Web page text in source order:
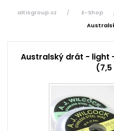
altisgroup.cz E-Shop
Australský drát - light